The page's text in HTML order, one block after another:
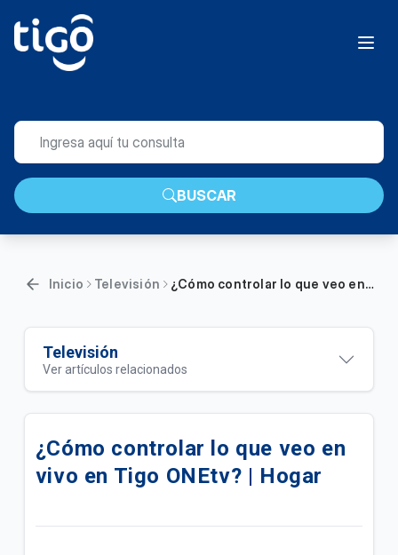
BUSCAR
Inicio Televisión ¿Cómo controlar lo que veo en vivo en Tigo ONEtv? | Hogar
Televisión
Ver artículos relacionados
Cambios en algunos canales de TV Tigo | General
¿Cómo conectar con un proveedor e iniciar sesión
en HBO Max? | General
¿Cómo controlar lo que veo en
vivo en Tigo ONEtv? | Hogar